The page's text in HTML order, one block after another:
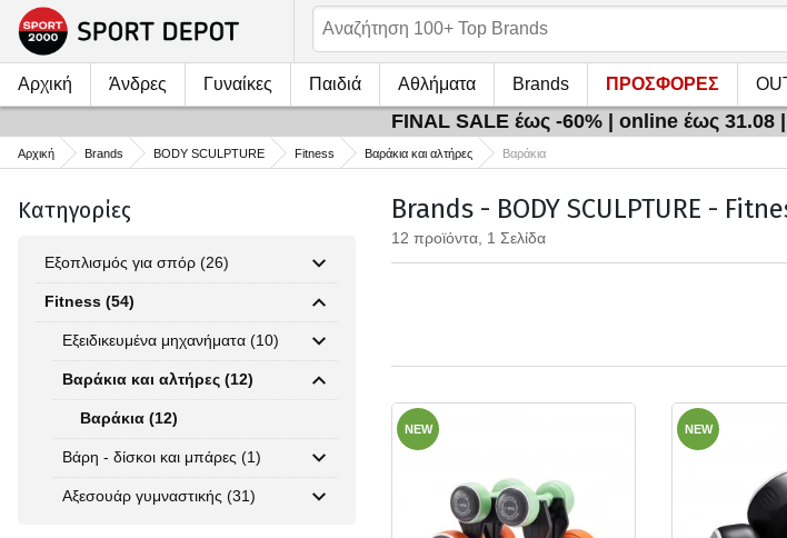
Αρχική Άνδρες Γυναίκες Παιδιά Αθλήματα Brands ΠΡΟΣΦΟΡΕΣ
FINAL SALE έως -60% | online έως 31.08
Αρχική Brands BODY SCULPTURE Fitness Βαράκια και αλτήρες Βαράκια
Κατηγορίες
Εξοπλισμός για σπόρ (26)
Fitness (54)
Εξειδικευμένα μηχανήματα (10)
Βαράκια και αλτήρες (12)
Βαράκια (12)
Βάρη - δίσκοι και μπάρες (1)
Αξεσουάρ γυμναστικής (31)
Brands - BODY SCULPTURE -
12 προϊόντα, 1 Σελίδα
NEW NEW